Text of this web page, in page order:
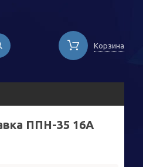
Корзина
ППН-35 16А